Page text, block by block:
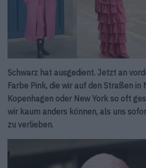
Schwarz hat ausgedient. Jetzt an
Farbe Pink, die wir auf den Straßen in
Kopenhagen oder New York so oft
wir kaum anders können, als uns
zu verlieben.